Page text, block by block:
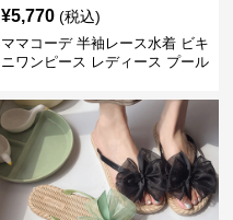
¥5,770 (税込)
ママコーデ 半袖レース水着 ビキ
ニワンピース レディース プール